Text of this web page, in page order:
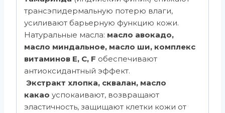
трансэпидермальную потерю влаги,
усиливают барьерную функцию кожи.
Натуральные масла: масло авокадо,
масло миндальное, масло ши, комплекс
витаминов Е, С, F обеспечивают
антиоксидантный эффект.
Экстракт хлопка, сквалан, масло
какао успокаивают, возвращают
эластичность, защищают клетки кожи от